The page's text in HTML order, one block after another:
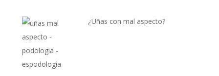
¿Uñas con mal aspecto?